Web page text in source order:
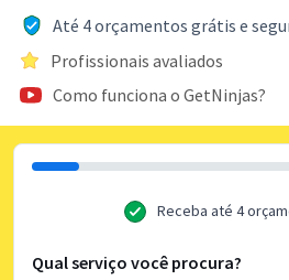
Até 4 orçamentos grátis e
Profissionais avaliados
Como funciona o GetNinjas?
Receba até 4
Qual serviço você procura?